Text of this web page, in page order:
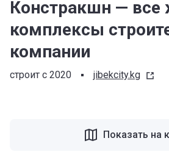
Констракшн —
комплексы
компании
строит с 2020 jibekcity.kg
Показать на